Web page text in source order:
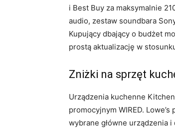
i Best Buy za maksymalnie
audio, zestaw soundbara
Kupujący dbający o budżet
prostą aktualizację w
Zniżki na sprzęt
Urządzenia kuchenne
promocyjnym WIRED.
wybrane główne urządzenia